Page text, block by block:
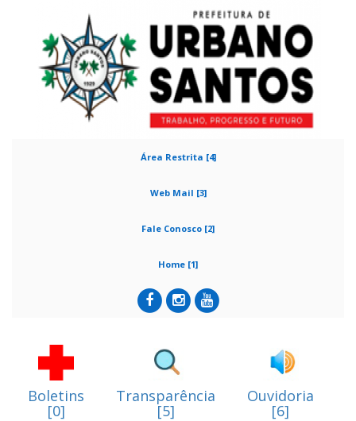
Área Restrita [4]
Web Mail [3]
Fale Conosco [2]
Home [1]
Boletins
[0]
Transparência
[5]
Ouvidoria
[6]